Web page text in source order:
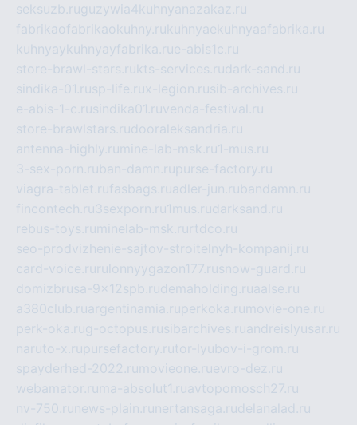
seksuzb.ruguzywia4kuhnyanazakaz.ru
fabrikaofabrikaokuhny.rukuhnyaekuhnyaafabrika.ru
kuhnyaykuhnyayfabrika.rue-abis1c.ru
store-brawl-stars.rukts-services.rudark-sand.ru
sindika-01.rusp-life.rux-legion.rusib-archives.ru
e-abis-1-c.rusindika01.ruvenda-festival.ru
store-brawlstars.rudooraleksandria.ru
antenna-highly.ru mine-lab-msk.ru1-mus.ru
3-sex-porn.ruban-damn.rupurse-factory.ru
viagra-tablet.rufasbags.ruadler-jun.rubandamn.ru
fincontech.ru3sexporn.ru1mus.rudarksand.ru
rebus-toys.ru minelab-msk.ru rtdco.ru
seo-prodvizhenie-sajtov-stroitelnyh-kompanij.ru
card-voice.ru rulonnyygazon177.rusnow-guard.ru
domizbrusa-9x12spb.rudemaholding.ruaalse.ru
a380club.ruargentinamia.ruperkoka.ru movie-one.ru
perk-oka.rug-octopus.rusibarchives.ruandreislyusar.ru
naruto-x.rupursefactory.rutor-lyubov-i-grom.ru
spayderhed-2022.ru movieone.ruevro-dez.ru
webamator.ru ma-absolut1.ruavtopomosch27.ru
nv-750.ru news-plain.ru nertansaga.rudelanalad.ru